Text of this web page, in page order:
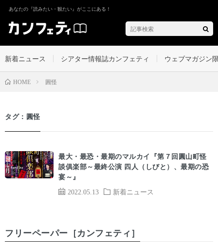
あなたの『読みたい・観たい』がここにある！
新着ニュース シアター情報誌カンフェティ ウェブマガジン
HOME 圓怪
タグ：圓怪
2022.05.13 新着ニュース
最大・最恐・最期のマルカイ『第７回圓山町怪
談俱楽部～最終公演 四人（しびと）、最期の恐
宴～』
フリーペーパー［カンフェティ］